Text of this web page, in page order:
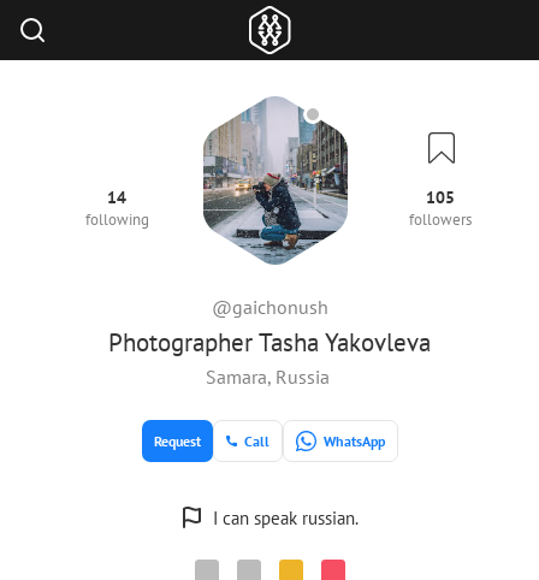
Photographer Tasha Yakovleva
@gaichonush
14
following
105
followers
Samara, Russia
Request Call WhatsApp
I can speak russian.